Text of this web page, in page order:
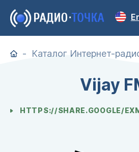
Каталог Интернет-
Vijay
HTTPS://SHARE.GOOGLE/